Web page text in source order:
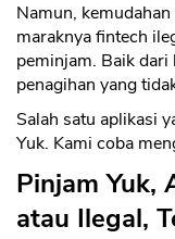
Namun,
maraknya fintech
peminjam. Baik
penagihan yang
Salah satu aplikasi
Yuk. Kami coba
Pinjam Yuk,
atau Ilegal,